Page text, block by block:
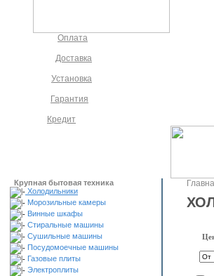
Оплата
Доставка
Установка
Гарантия
Кредит
Крупная бытовая техника
Холодильники
Морозильные камеры
Винные шкафы
Стиральные машины
Сушильные машины
Посудомоечные машины
Газовые плиты
Электроплиты